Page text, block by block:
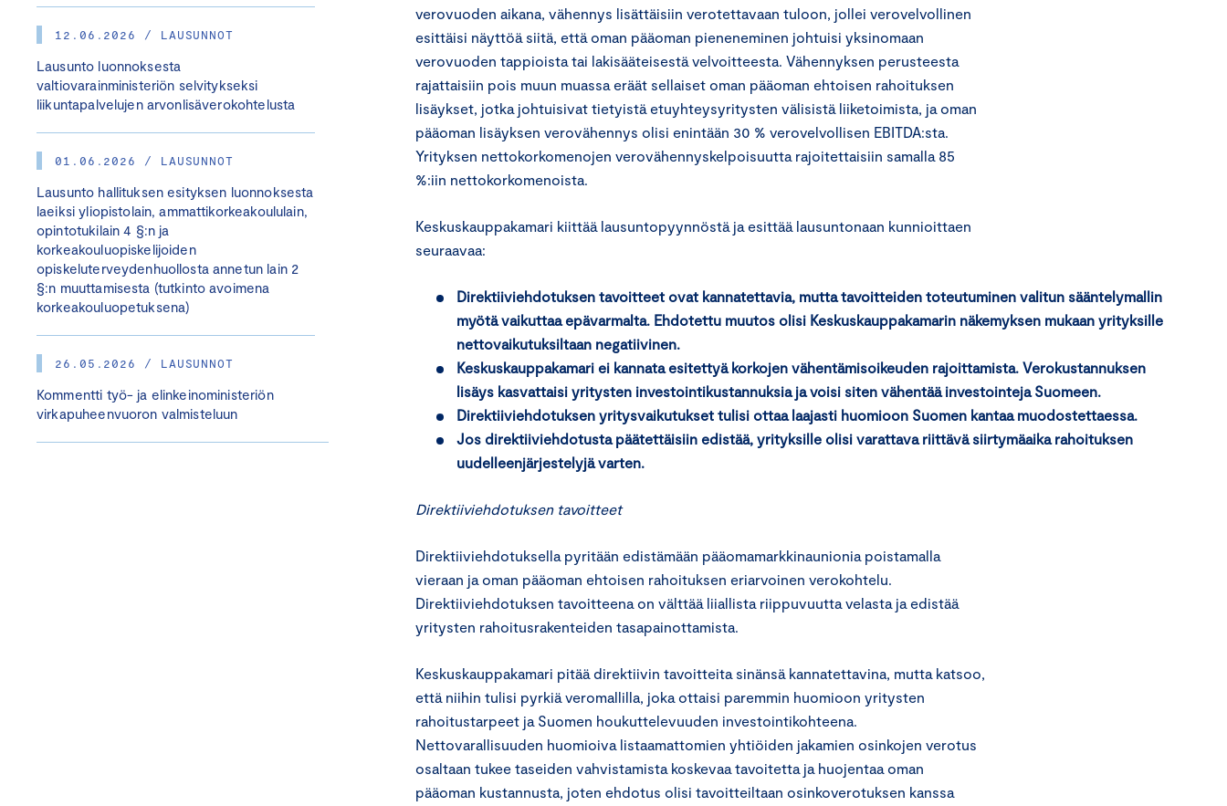
12.06.2026 / LAUSUNNOT
Lausunto luonnoksesta
valtiovarainministeriön selvitykseksi
liikuntapalvelujen arvonlisäverokohtelusta
01.06.2026 / LAUSUNNOT
Lausunto hallituksen esityksen luonnoksesta
laeiksi yliopistolain, ammattikorkeakoululain,
opintotukilain 4 §:n ja
korkeakouluopiskelijoiden
opiskeluterveydenhuollosta annetun lain 2
§:n muuttamisesta (tutkinto avoimena
korkeakouluopetuksena)
26.05.2026 / LAUSUNNOT
Kommentti työ- ja elinkeinoministeriön
virkapuheenvuoron valmisteluun
verovuoden aikana, vähennys lisättäisiin verotettavaan tuloon, jollei verovelvollinen
esittäisi näyttöä siitä, että oman pääoman pieneneminen johtuisi yksinomaan
verovuoden tappioista tai lakisääteisestä velvoitteesta. Vähennyksen perusteesta
rajattaisiin pois muun muassa eräät sellaiset oman pääoman ehtoisen rahoituksen
lisäykset, jotka johtuisivat tietyistä etuyhteysyritysten välisistä liiketoimista, ja oman
pääoman lisäyksen verovähennys olisi enintään 30 % verovelvollisen EBITDA:sta.
Yrityksen nettokorkomenojen verovähennyskelpoisuutta rajoitettaisiin samalla 85
%:iin nettokorkomenoista.
Keskuskauppakamari kiittää lausuntopyynnöstä ja esittää lausuntonaan kunnioittaen
seuraavaa:
Direktiiviehdotuksen tavoitteet ovat kannatettavia, mutta tavoitteiden toteutuminen valitun sääntelymallin
myötä vaikuttaa epävarmalta. Ehdotettu muutos olisi Keskuskauppakamarin näkemyksen mukaan yrityksille
nettovaikutuksiltaan negatiivinen.
Keskuskauppakamari ei kannata esitettyä korkojen vähentämisoikeuden rajoittamista. Verokustannuksen
lisäys kasvattaisi yritysten investointikustannuksia ja voisi siten vähentää investointeja Suomeen.
Direktiiviehdotuksen yritysvaikutukset tulisi ottaa laajasti huomioon Suomen kantaa muodostettaessa.
Jos direktiiviehdotusta päätettäisiin edistää, yrityksille olisi varattava riittävä siirtymäaika rahoituksen
uudelleenjärjestelyjä varten.
Direktiiviehdotuksen tavoitteet
Direktiiviehdotuksella pyritään edistämään pääomamarkkinaunionia poistamalla
vieraan ja oman pääoman ehtoisen rahoituksen eriarvoinen verokohtelu.
Direktiiviehdotuksen tavoitteena on välttää liiallista riippuvuutta velasta ja edistää
yritysten rahoitusrakenteiden tasapainottamista.
Keskuskauppakamari pitää direktiivin tavoitteita sinänsä kannatettavina, mutta katsoo,
että niihin tulisi pyrkiä veromallilla, joka ottaisi paremmin huomioon yritysten
rahoitustarpeet ja Suomen houkuttelevuuden investointikohteena.
Nettovarallisuuden huomioiva listaamattomien yhtiöiden jakamien osinkojen verotus
osaltaan tukee taseiden vahvistamista koskevaa tavoitetta ja huojentaa oman
pääoman kustannusta, joten ehdotus olisi tavoitteiltaan osinkoverotuksen kanssa